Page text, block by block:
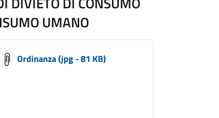
UMANO
Ordinanza (jpg - 81 KB)